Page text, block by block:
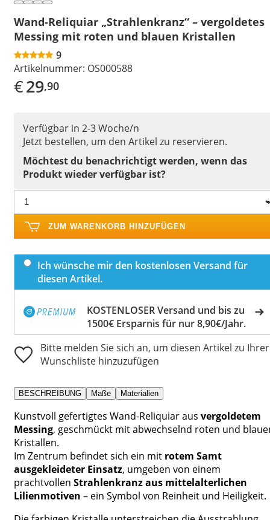
Wand-Reliquiar „Strahlenkranz“ – vergoldetes
Messing mit roten und blauen Kristallen
9
Artikelnummer: OS000588
€29,90
Verfügbar in 2-3 Woche/n
Jetzt bestellen, um den Artikel zu reservieren.
Möchtest du benachrichtigt werden, wenn das
Produkt wieder verfügbar ist?
ZUM WARENKORB HINZUFÜGEN
Ich wünsche mir den kostenlosen Versand für
diesen Artikel.
KOSTENLOSER Versand und bis zu
1500€ Ersparnis für nur 8,90€/Jahr.
Bitte melden Sie sich an, um diesen Artikel zu Ihrer
Wunschliste hinzuzufügen
BESCHREIBUNG Maße Materialien
Kunstvoll gefertigtes Wand-Reliquiar aus vergoldetem
Messing, geschmückt mit abwechselnd roten und
Kristallen.
Im Zentrum befindet sich ein mit rotem Samt
ausgekleideter Einsatz, umgeben von einem
prachtvollen Strahlenkranz aus mittelalterlichen
Lilienmotiven – ein Symbol von Reinheit und Heiligkeit.